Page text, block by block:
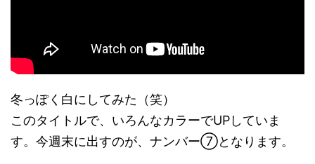
冬っぽく白にしてみた（笑）
このタイトルで、いろんなカラーでUPしていま
す。今週末に出すのが、ナンバー⑦となります。